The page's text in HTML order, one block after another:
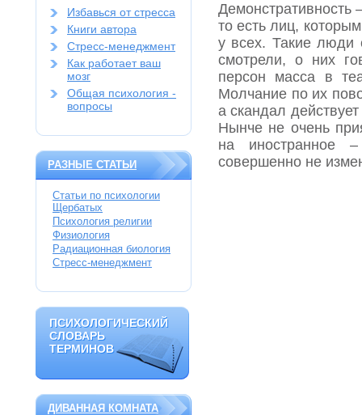
Избавься от стресса
Книги автора
Стресс-менеджмент
Как работает ваш
мозг
Общая психология -
вопросы
РАЗНЫЕ СТАТЬИ
Статьи по психологии
Щербатых
Психология религии
Физиология
Радиационная биология
Стресс-менеджмент
ПСИХОЛОГИЧЕСКИЙ
СЛОВАРЬ
ТЕРМИНОВ
ПСИХОЛОГИЧЕСКИЙ
СЛОВАРЬ
ТЕРМИНОВ
ДИВАННАЯ КОМНАТА
Демонстративность
то есть лиц,
у всех. Такие люди
смотрели, о них
персон масса в
Молчание по их
а скандал
Нынче не очень
на иностранное
совершенно не